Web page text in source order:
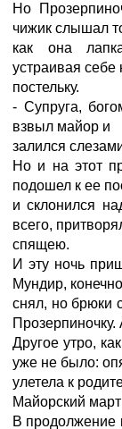
Но
чижик слышал
как она
устраивая себе
постельку.
- Супруга,
взвыл майор и
залился
Но и на этот
подошел к ее
и склонился
всего,
спящею.
И эту ночь
Мундир,
снял, но брюки
Прозерпиночку.
Другое утро,
уже не было:
улетела к
Майорский
В продолжение